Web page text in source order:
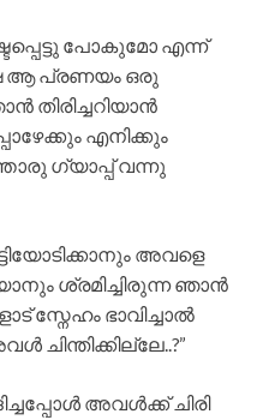
പോകുമോ എന്ന്
ആ പ്രണയം ഒരു
തിരിച്ചറിയാൻ
എനിക്കും
ഗ്യാപ്പ് വന്നു
അവളെ
ശ്രമിച്ചിരുന്ന ഞാൻ
സ്നേഹം ഭാവിച്ചാൽ
അവൾക്ക് ചിരി